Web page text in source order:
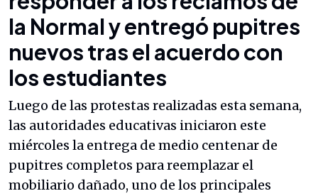
la Normal y entregó pupitres
nuevos tras el acuerdo con
los estudiantes
Luego de las protestas realizadas esta semana,
las autoridades educativas iniciaron este
miércoles la entrega de medio centenar de
pupitres completos para reemplazar el
mobiliario dañado, uno de los principales